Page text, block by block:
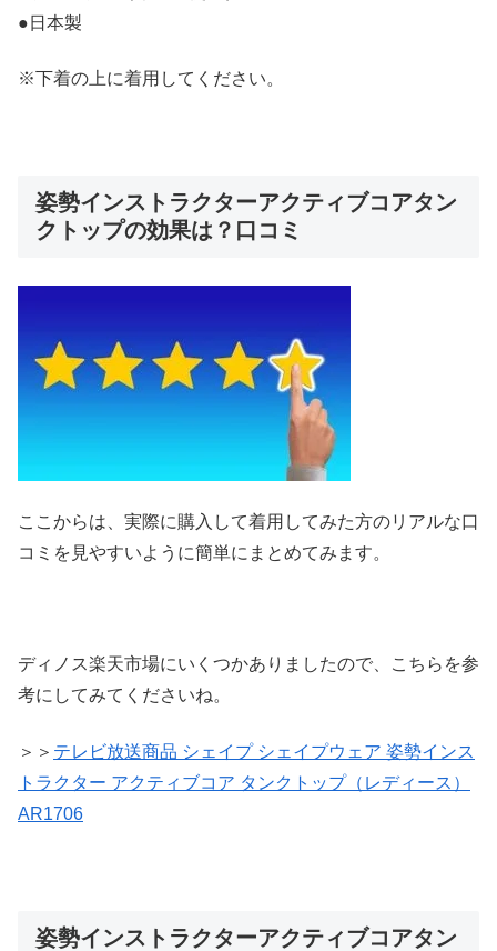
●日本製
※下着の上に着用してください。
姿勢インストラクターアクティブコアタン
クトップの効果は？口コミ
ここからは、実際に購入して着用してみた方のリアルな口
コミを見やすいように簡単にまとめてみます。
ディノス楽天市場にいくつかありましたので、こちらを参
考にしてみてくださいね。
＞＞ テレビ放送商品 シェイプ シェイプウェア 姿勢インス
トラクター アクティブコア タンクトップ（レディース）
AR1706
姿勢インストラクターアクティブコアタン